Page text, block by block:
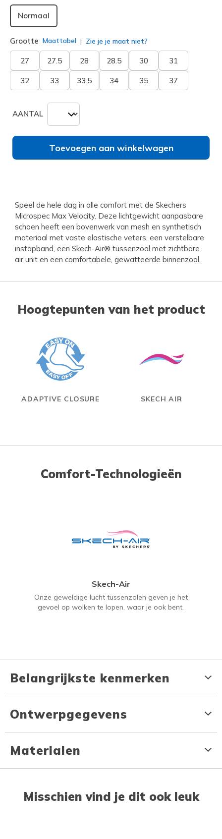
Normaal
Grootte Maattabel Zie je je maat niet?
27 27.5 28 28.5 30 31
32 33 33.5 34 35 37
AANTAL
Toevoegen aan winkelwagen
Speel de hele dag in alle comfort met de Skechers
Microspec Max Velocity. Deze lichtgewicht aanpasbare
schoen heeft een bovenwerk van mesh en synthetisch
materiaal met vaste elastische veters, een verstelbare
instapband, een Skech-Air® tussenzool met zichtbare
air unit en een comfortabele, gewatteerde binnenzool.
Hoogtepunten van het product
ADAPTIVE CLOSURE SKECH AIR
Comfort-Technologieën
Skech-Air
Onze geweldige lucht tussenzolen geven je het
gevoel op wolken te lopen, waar je ook bent.
Belangrijkste kenmerken
Ontwerpgegevens
Materialen
Misschien vind je dit ook leuk